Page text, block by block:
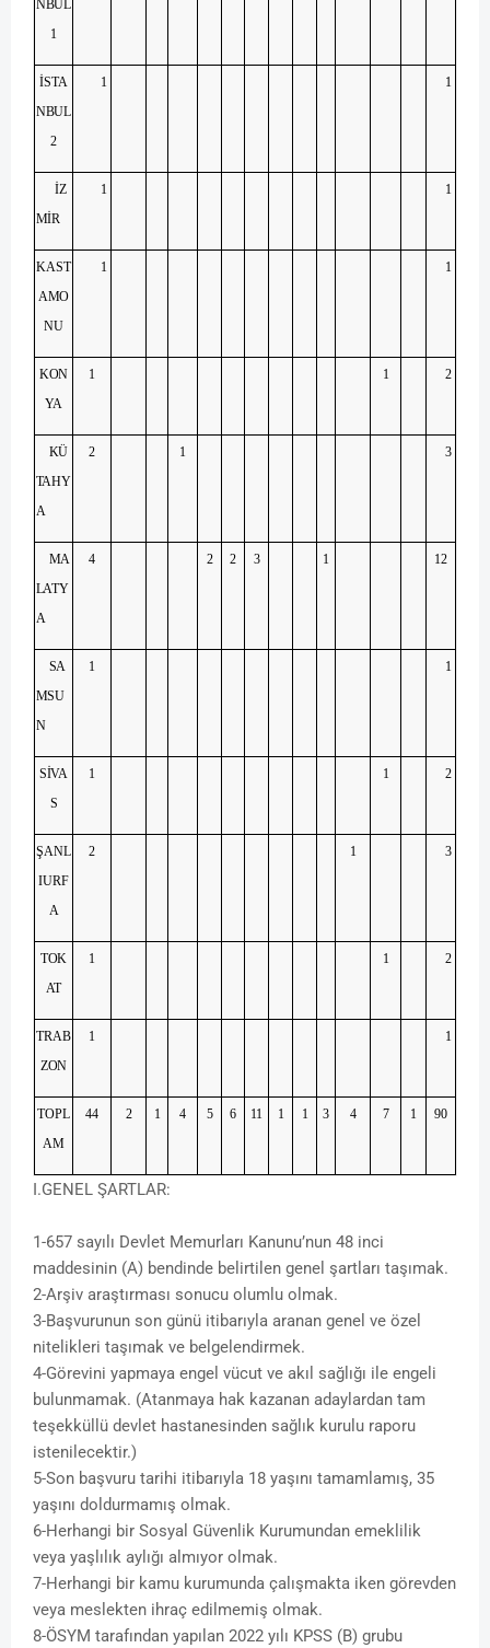
NBUL
1
İSTA
NBUL
2
1 1
İZ
MİR
1 1
KAST
AMO
NU
1 1
KON
YA
1 1 2
KÜ
TAHY
A
2 1 3
MA
LATY
A
4 2 2 3 1 12
SA
MSU
N
1 1
SİVA
S
1 1 2
ŞANL
IURF
A
2 1 3
TOK
AT
1 1 2
TRAB
ZON
1 1
TOPL
AM
44 2 1 4 5 6 11 1 1 3 4 7 1 90
I.GENEL ŞARTLAR:
1-657 sayılı Devlet Memurları Kanunu’nun 48 inci
maddesinin (A) bendinde belirtilen genel şartları taşımak.
2-Arşiv araştırması sonucu olumlu olmak.
3-Başvurunun son günü itibarıyla aranan genel ve özel
nitelikleri taşımak ve belgelendirmek.
4-Görevini yapmaya engel vücut ve akıl sağlığı ile engeli
bulunmamak. (Atanmaya hak kazanan adaylardan tam
teşekküllü devlet hastanesinden sağlık kurulu raporu
istenilecektir.)
5-Son başvuru tarihi itibarıyla 18 yaşını tamamlamış, 35
yaşını doldurmamış olmak.
6-Herhangi bir Sosyal Güvenlik Kurumundan emeklilik
veya yaşlılık aylığı almıyor olmak.
7-Herhangi bir kamu kurumunda çalışmakta iken görevden
veya meslekten ihraç edilmemiş olmak.
8-ÖSYM tarafından yapılan 2022 yılı KPSS (B) grubu